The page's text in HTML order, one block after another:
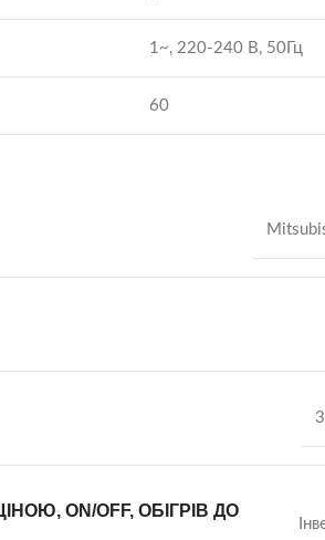
1~, 220-240 В, 50Гц
60
ON/OFF, ОБІГРІВ ДО